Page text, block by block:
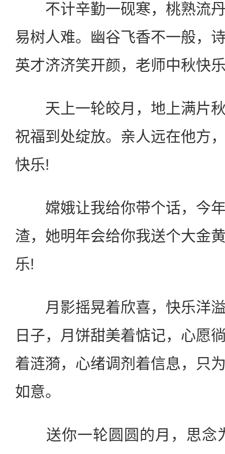
不计辛勤一砚寒，桃熟流丹
易树人难。幽谷飞香不一般，
英才济济笑开颜，老师中秋快
天上一轮皎月，地上满片秋
祝福到处绽放。亲人远在他方
快乐!
嫦娥让我给你带个话，今年
渣，她明年会给你我送个大金
乐!
月影摇晃着欣喜，快乐洋溢
日子，月饼甜美着惦记，心愿
着涟漪，心绪调剂着信息，只
如意。
送你一轮圆圆的月，思念